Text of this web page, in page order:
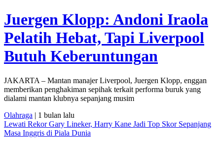
Juergen Klopp: Andoni Iraola
Pelatih Hebat, Tapi Liverpool
Butuh Keberuntungan
JAKARTA – Mantan manajer Liverpool, Juergen Klopp, enggan
memberikan penghakiman sepihak terkait performa buruk yang
dialami mantan klubnya sepanjang musim
Olahraga | 1 bulan lalu
Lewati Rekor Gary Lineker, Harry Kane Jadi Top Skor Sepanjang
Masa Inggris di Piala Dunia